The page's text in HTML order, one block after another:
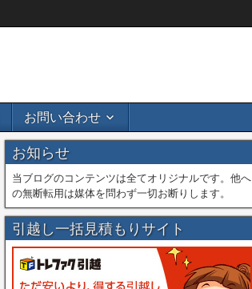
お問い合わせ
お知らせ
当ブログのコンテンツは全てオリジナルです。他へ
の無断転用は媒体を問わず一切お断りします。
引越し一括見積もりサイト